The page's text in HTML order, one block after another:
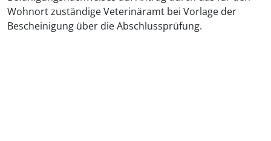
Wohnort zuständige Veterinäramt bei Vorlage der
Bescheinigung über die Abschlussprüfung.